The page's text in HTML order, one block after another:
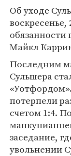
Об уходе
обязанности
Майкл
Последним
Сульшера
потерпели
счетом 1:4.
заседание,
увольнении